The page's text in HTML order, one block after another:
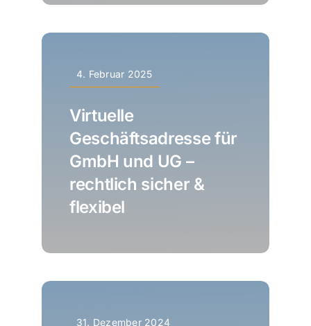
4. Februar 2025
Virtuelle
Geschäftsadresse für
GmbH und UG –
rechtlich sicher &
flexibel
31. Dezember 2024